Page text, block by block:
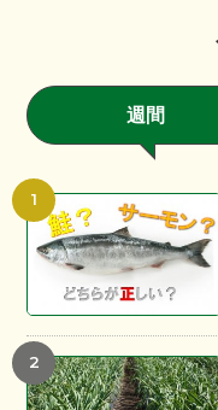
週間